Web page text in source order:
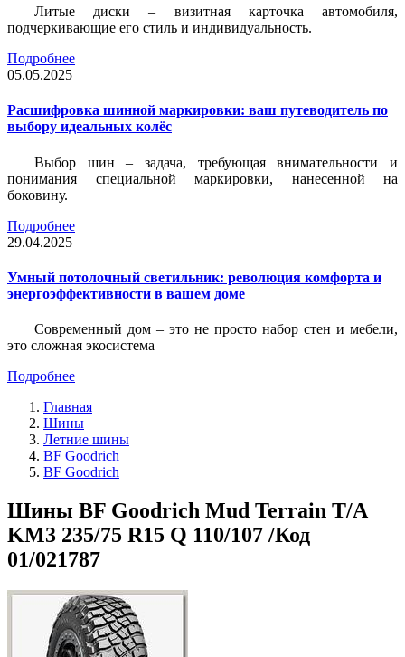
Литые диски – визитная карточка автомобиля,
подчеркивающие его стиль и индивидуальность.
Подробнее
05.05.2025
Расшифровка шинной маркировки: ваш путеводитель по
выбору идеальных колёс
Выбор шин – задача, требующая внимательности и
понимания специальной маркировки, нанесенной на
боковину.
Подробнее
29.04.2025
Умный потолочный светильник: революция комфорта и
энергоэффективности в вашем доме
Современный дом – это не просто набор стен и мебели,
это сложная экосистема
Подробнее
Главная
Шины
Летние шины
BF Goodrich
BF Goodrich
Шины BF Goodrich Mud Terrain T/A
KM3 235/75 R15 Q 110/107 /Код
01/021787